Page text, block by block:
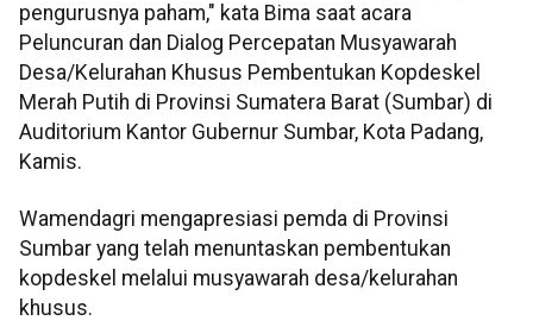
pengurusnya paham," kata Bima saat acara
Peluncuran dan Dialog Percepatan Musyawarah
Desa/Kelurahan Khusus Pembentukan Kopdeskel
Merah Putih di Provinsi Sumatera Barat (Sumbar) di
Auditorium Kantor Gubernur Sumbar, Kota Padang,
Kamis.
Wamendagri mengapresiasi pemda di Provinsi
Sumbar yang telah menuntaskan pembentukan
kopdeskel melalui musyawarah desa/kelurahan
khusus.